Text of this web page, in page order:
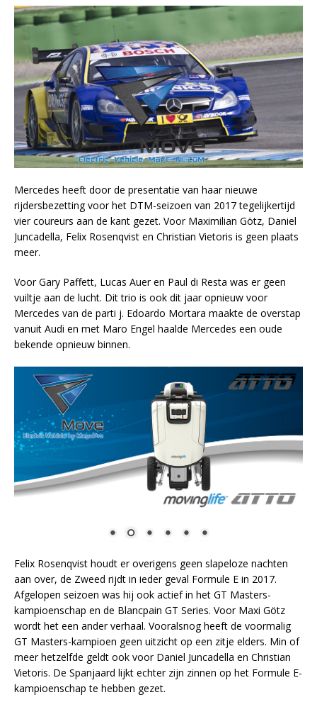
Mercedes heeft door de presentatie van haar nieuwe
rijdersbezetting voor het DTM-seizoen van 2017 tegelijkertijd
vier coureurs aan de kant gezet. Voor Maximilian Götz, Daniel
Juncadella, Felix Rosenqvist en Christian Vietoris is geen plaats
meer.
Voor Gary Paffett, Lucas Auer en Paul di Resta was er geen
vuiltje aan de lucht. Dit trio is ook dit jaar opnieuw voor
Mercedes van de parti j. Edoardo Mortara maakte de overstap
vanuit Audi en met Maro Engel haalde Mercedes een oude
bekende opnieuw binnen.
Felix Rosenqvist houdt er overigens geen slapeloze nachten
aan over, de Zweed rijdt in ieder geval Formule E in 2017.
Afgelopen seizoen was hij ook actief in het GT Masters-
kampioenschap en de Blancpain GT Series. Voor Maxi Götz
wordt het een ander verhaal. Vooralsnog heeft de voormalig
GT Masters-kampioen geen uitzicht op een zitje elders. Min of
meer hetzelfde geldt ook voor Daniel Juncadella en Christian
Vietoris. De Spanjaard lijkt echter zijn zinnen op het Formule E-
kampioenschap te hebben gezet.